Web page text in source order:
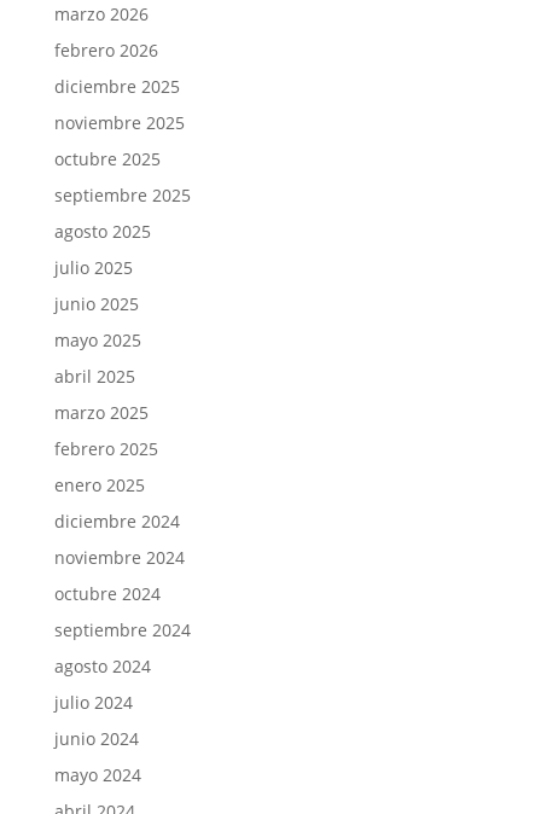
marzo 2026
febrero 2026
diciembre 2025
noviembre 2025
octubre 2025
septiembre 2025
agosto 2025
julio 2025
junio 2025
mayo 2025
abril 2025
marzo 2025
febrero 2025
enero 2025
diciembre 2024
noviembre 2024
octubre 2024
septiembre 2024
agosto 2024
julio 2024
junio 2024
mayo 2024